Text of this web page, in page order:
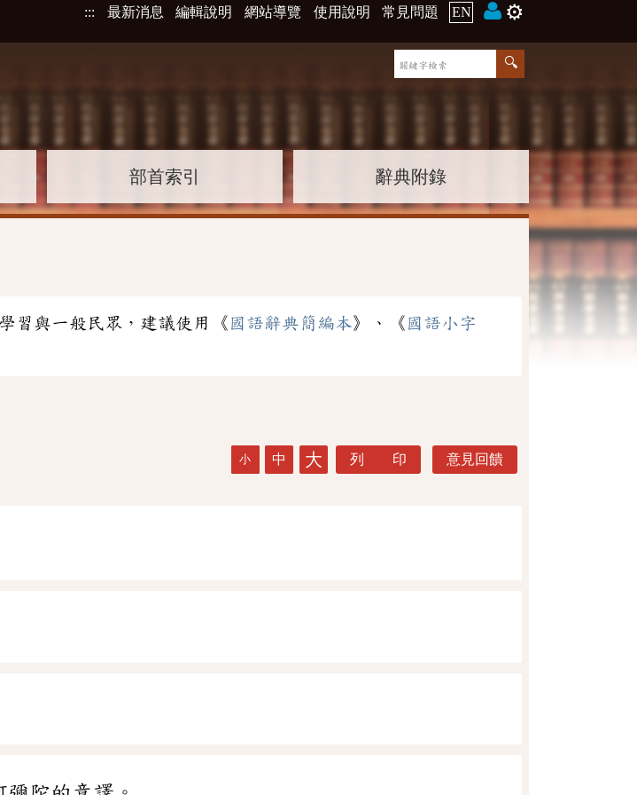
::: 最新消息 編輯說明 網站導覽 使用說明 常見問題 EN ⚙️
部首索引 辭典附錄
習與一般民眾，建議使用《 國語辭典簡編本》、《 國語小字
小 中 大 列 印 意見回饋